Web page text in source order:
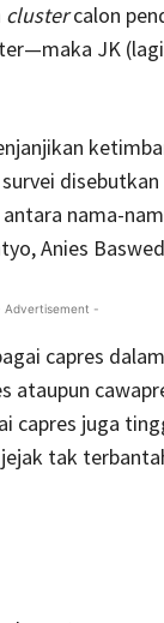
clustercalon
JK
nama-
Anies
Advertisement -
capres
ataupun
capres juga
tak